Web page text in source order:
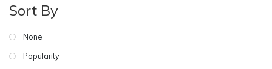
Sort By
None
Popularity